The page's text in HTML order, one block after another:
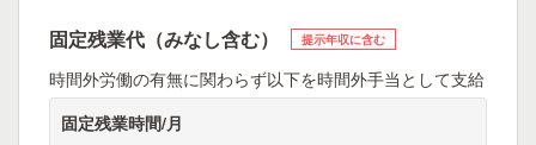
固定残業代（みなし含む） 提示年収に含む
時間外労働の有無に関わらず以下を時間外手当として支給
固定残業時間/月